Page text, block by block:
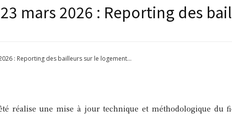
mars 2026 : Reporting des
: Reporting des bailleurs sur le logement...
réalise une mise à jour technique et méthodologique du